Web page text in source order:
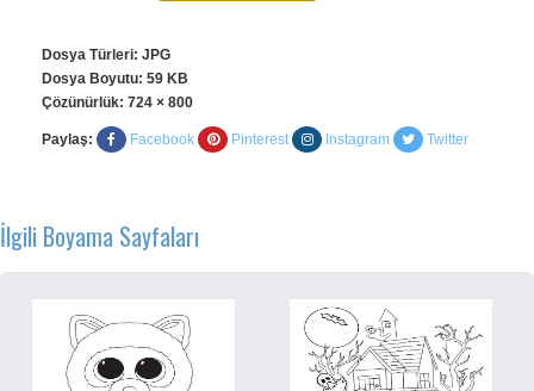
Dosya Türleri: JPG
Dosya Boyutu: 59 KB
Çözünürlük: 724 × 800
Paylaş: Facebook Pinterest Instagram Twitter
İlgili Boyama Sayfaları